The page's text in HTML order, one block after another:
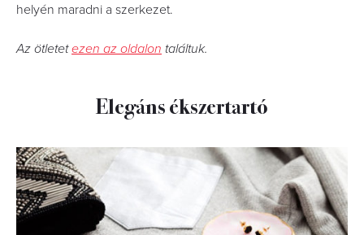
helyén maradni a szerkezet.
Az ötletetezen az oldalon találtuk.
Elegáns ékszertartó